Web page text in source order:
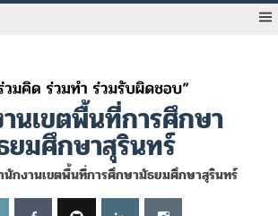
นเขตพื้นที่การศึกษา
ยมศึกษาสุรินทร์
นักงานเขตพื้นที่การศึกษามัธยมศึกษาสุรินทร์